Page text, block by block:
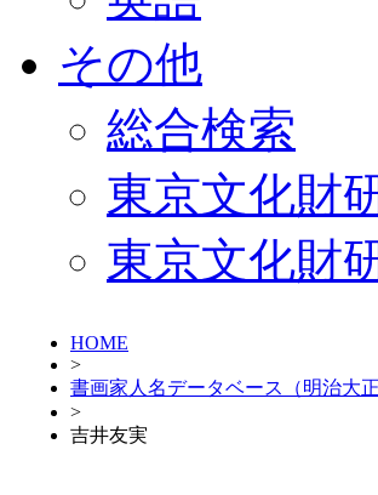
その他
総合検索
東京文化財
東京文化財
HOME
>
書画家人名データベース（明治大
>
吉井友実